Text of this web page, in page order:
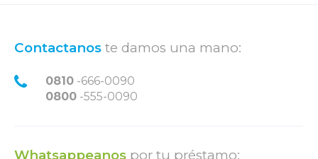
Contactanos te damos una mano:
0810 -666-0090
0800 -555-0090
Whatsappeanos por tu préstamo: